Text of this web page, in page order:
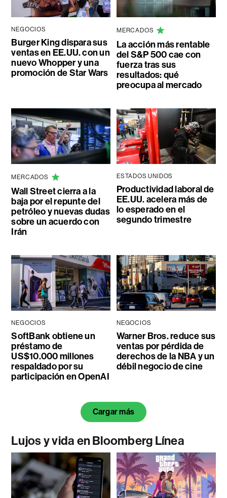
NEGOCIOS
Burger King dispara sus
ventas en EE.UU. con un
nuevo Whopper y una
promoción de Star Wars
MERCADOS
La acción más rentable
del S&P 500 cae con
fuerza tras sus
resultados: qué
preocupa al mercado
MERCADOS
Wall Street cierra a la
baja por el repunte del
petróleo y nuevas dudas
sobre un acuerdo con
Irán
ESTADOS UNIDOS
Productividad laboral de
EE.UU. acelera más de
lo esperado en el
segundo trimestre
NEGOCIOS
SoftBank obtiene un
préstamo de
US$10.000 millones
respaldado por su
participación en OpenAI
NEGOCIOS
Warner Bros. reduce sus
ventas por pérdida de
derechos de la NBA y un
débil negocio de cine
Cargar más
Lujos y vida en Bloomberg Línea